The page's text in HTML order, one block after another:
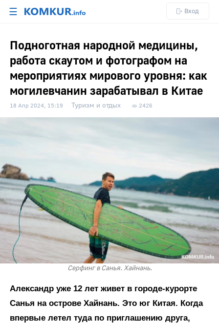
☰ Вход
Подноготная народной медицины,
работа скаутом и фотографом на
мероприятиях мирового уровня: как
могилевчанин зарабатывал в Китае
18 Апр 2024, 15:19 Туризм и отдых 2426
Серфинг в Санья. Хайнань.
Алеĸсандр уже 12 лет живет в городе-курорте
Санья на острове Хайнань. Это юг Китая. Когда
впервые летел туда по приглашению друга,